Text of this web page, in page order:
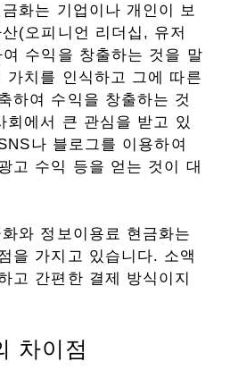
화는 기업이나 개인이 보
(오피니언 리더십, 유저
수익을 창출하는 것을 말
가치를 인식하고 그에 따른
하여 수익을 창출하는 것
회에서 큰 관심을 받고 있
나 블로그를 이용하여
고 수익 등을 얻는 것이 대
와 정보이용료 현금화는
을 가지고 있습니다. 소액
고 간편한 결제 방식이지
차이점